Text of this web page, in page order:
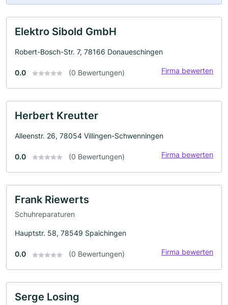
Elektro Sibold GmbH
Robert-Bosch-Str. 7, 78166 Donaueschingen
0.0 (0 Bewertungen) Firma bewerten
Herbert Kreutter
Alleenstr. 26, 78054 Villingen-Schwenningen
0.0 (0 Bewertungen) Firma bewerten
Frank Riewerts
Schuhreparaturen
Hauptstr. 58, 78549 Spaichingen
0.0 (0 Bewertungen) Firma bewerten
Serge Losing